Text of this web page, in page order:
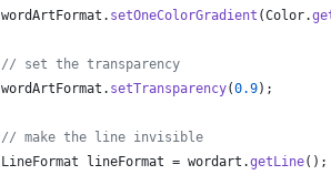
wordArtFormat . setOneColorGradient (Color.
// set the transparency
wordArtFormat . setTransparency(0.9);
// make the line invisible
LineFormat
lineFormat = wordart .getLine();